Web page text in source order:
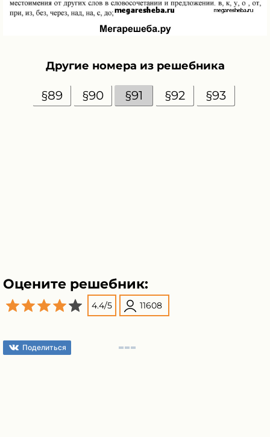
Другие номера из решебника
§89 §90 §91 §92 §93
Оцените решебник:
4.4/5 11608
Поделиться